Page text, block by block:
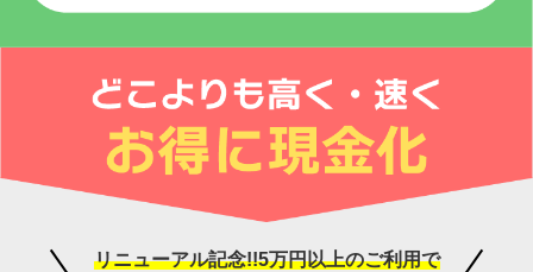
リニューアル記念!!5万円以上のご利用で